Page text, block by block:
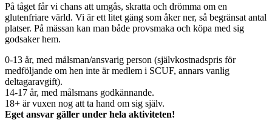
På tåget får vi chans att umgås, skratta och drömma om en
glutenfriare värld. Vi är ett litet gäng som åker ner, så begränsat antal
platser. På mässan kan man både provsmaka och köpa med sig
godsaker hem.
0-13 år, med målsman/ansvarig person (självkostnadspris för
medföljande om hen inte är medlem i SCUF, annars vanlig
deltagaravgift).
14-17 år, med målsmans godkännande.
18+ är vuxen nog att ta hand om sig själv.
Eget ansvar gäller under hela aktiviteten!